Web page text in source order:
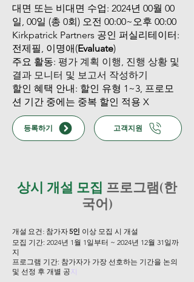
대면 또는 비대면 수업: 2024년 00월 00
일, 00일 (총 0회) 오전 00:00~오후 00:00
Kirkpatrick Partners 공인 퍼실리테이터:
전제필, 이명애(Evaluate)
주요 활동: 평가 계획 이행, 진행 상황 및
결과 모니터 및 보고서 작성하기
할인 혜택 안내: 할인 유형 1~3, 프로모
션 기간 중에는 중복 할인 적용 X
등록하기 고객지원
상시 개설 모집 프로그램(한
국어)
개설 요건: 참가자5인 이상 모집 시 개설
모집 기간: 2024년 1월 1일부터 ~ 2024년 12월 31일까
지
프로그램 기간: 참가자가 가장 선호하는 기간을 논의
및 선정 후 개별 공지